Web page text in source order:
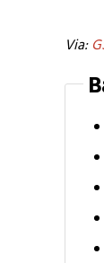
Via: